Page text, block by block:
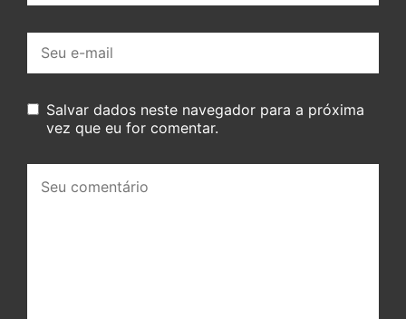
mail:
Salvar dados neste navegador para a próxima
vez que eu for comentar.
comentário: